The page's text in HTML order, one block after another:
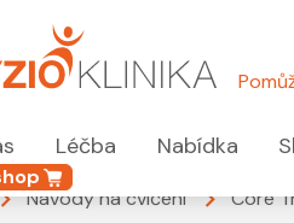
Léčba Nabídka
Návody na cvičení
Core